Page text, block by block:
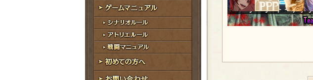
サイドストーリー
ゲームマニュアル
シナリオルール
アトリエルール
戦闘マニュアル
初めての方へ